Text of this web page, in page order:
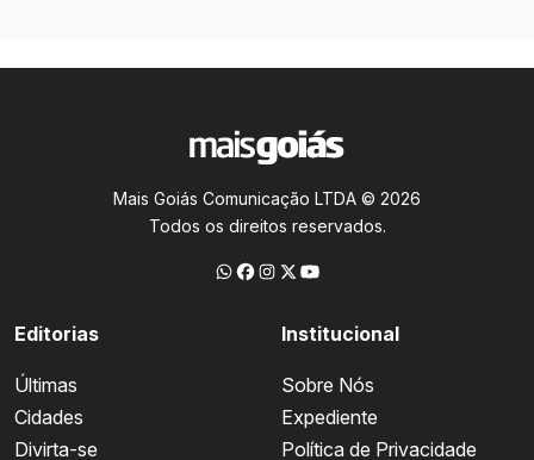
Mais Goiás Comunicação LTDA © 2026
Todos os direitos reservados.
Editorias
Últimas
Cidades
Divirta-se
Institucional
Sobre Nós
Expediente
Política de Privacidade